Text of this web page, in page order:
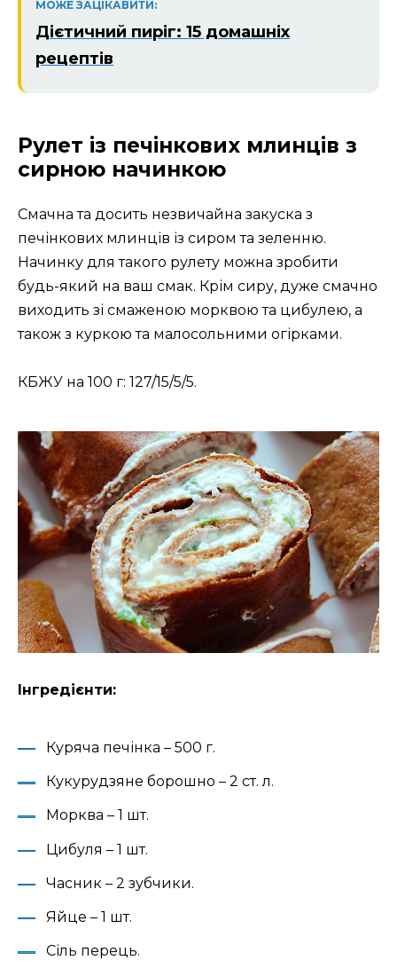
МОЖЕ ЗАЦІКАВИТИ:
Дієтичний пиріг: 15 домашніх
рецептів
Рулет із печінкових млинців з
сирною начинкою
Смачна та досить незвичайна закуска з
печінкових млинців із сиром та зеленню.
Начинку для такого рулету можна зробити
будь-який на ваш смак. Крім сиру, дуже смачно
виходить зі смаженою морквою та цибулею, а
також з куркою та малосольними огірками.
КБЖУ на 100 г: 127/15/5/5.
Інгредієнти:
Куряча печінка – 500 г.
Кукурудзяне борошно – 2 ст. л.
Морква – 1 шт.
Цибуля – 1 шт.
Часник – 2 зубчики.
Яйце – 1 шт.
Сіль перець.